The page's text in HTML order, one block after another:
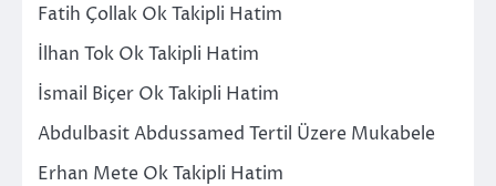
Fatih Çollak Ok Takipli Hatim
İlhan Tok Ok Takipli Hatim
İsmail Biçer Ok Takipli Hatim
Abdulbasit Abdussamed Tertil Üzere Mukabele
Erhan Mete Ok Takipli Hatim